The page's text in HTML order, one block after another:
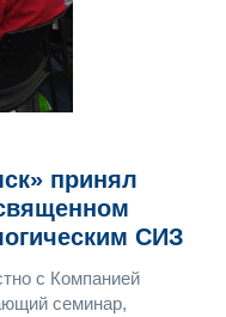
принял
СИЗ
c Компанией
семинар,